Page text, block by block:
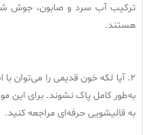
ترکیب آب سرد و صابون، جوش
هستند.
۲. آیا لکه خون قدیمی را
به‌طور کامل پاک نشوند. برای این
به قالیشویی حرفه‌ای مراجعه کنید.